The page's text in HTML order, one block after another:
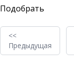
<<
Предыдущая